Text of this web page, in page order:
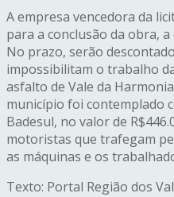
A empresa vencedora da
para a conclusão da obra,
No prazo, serão
impossibilitam o trabalho
asfalto de Vale da
município foi contemplado
Badesul, no valor de
motoristas que trafegam
as máquinas e os
Texto: Portal Região dos